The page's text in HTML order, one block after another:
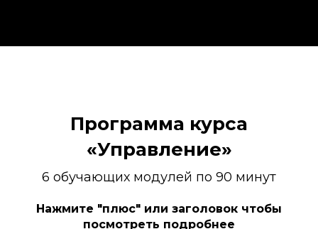
Программа курса
«Управление»
6 обучающих модулей по 90 минут
Нажмите "плюс" или заголовок чтобы
посмотреть подробнее